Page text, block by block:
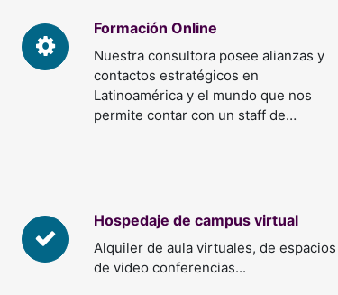
Formación Online
Nuestra consultora posee alianzas y
contactos estratégicos en
Latinoamérica y el mundo que nos
permite contar con un staff de…
Hospedaje de campus virtual
Alquiler de aula virtuales, de espacios
de video conferencias...